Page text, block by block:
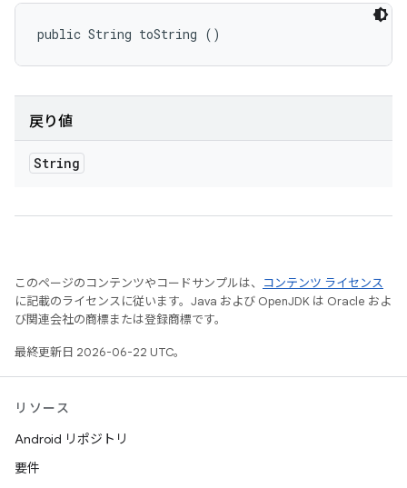
public String toString ()
戻り値
String
このページのコンテンツやコードサンプルは、
コンテンツ ライセンス
に記載のライセンスに従います。Java および OpenJDK は Oracle およ
び関連会社の商標または登録商標です。
最終更新日 2026-06-22 UTC。
リソース
Android リポジトリ
要件